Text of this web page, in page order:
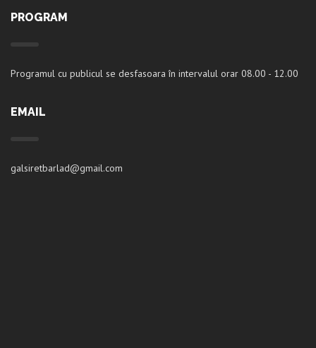
PROGRAM
Programul cu publicul se desfasoara în intervalul orar 08.00 - 12.00
EMAIL
galsiretbarlad@gmail.com